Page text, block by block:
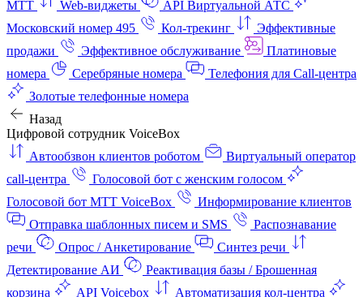
МТТ Web-виджеты
API Виртуальной АТС
Московский номер 495
Кол-трекинг
Эффективные
продажи
Эффективное обслуживание
Платиновые
номера
Серебряные номера
Телефония для Call-центра
Золотые телефонные номера
Назад
Цифровой сотрудник VoiceBox
Автообзвон клиентов роботом
Виртуальный оператор
call-центра
Голосовой бот с женским голосом
Голосовой бот МТТ VoiceBox
Информирование клиентов
Отправка шаблонных писем и SMS
Распознавание
речи
Опрос / Анкетирование
Синтез речи
Детектирование АИ
Реактивация базы / Брошенная
корзина
API Voicebox
Автоматизация кол‑центра